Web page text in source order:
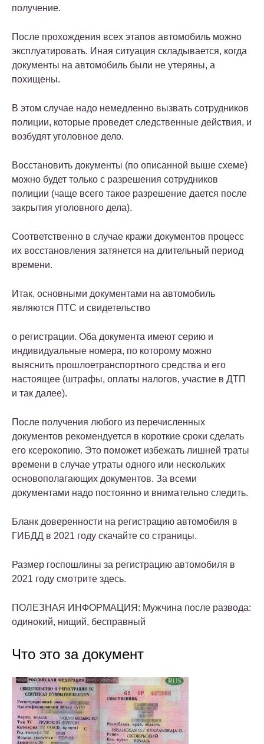
получение.
После прохождения всех этапов автомобиль можно
эксплуатировать. Иная ситуация складывается, когда
документы на автомобиль были не утеряны, а
похищены.
В этом случае надо немедленно вызвать сотрудников
полиции, которые проведет следственные действия, и
возбудят уголовное дело.
Восстановить документы (по описанной выше схеме)
можно будет только с разрешения сотрудников
полиции (чаще всего такое разрешение дается после
закрытия уголовного дела).
Соответственно в случае кражи документов процесс
их восстановления затянется на длительный период
времени.
Итак, основными документами на автомобиль
являются ПТС и свидетельство
о регистрации. Оба документа имеют серию и
индивидуальные номера, по которому можно
выяснить прошлоетранспортного средства и его
настоящее (штрафы, оплаты налогов, участие в ДТП
и так далее).
После получения любого из перечисленных
документов рекомендуется в короткие сроки сделать
его ксерокопию. Это поможет избежать лишней траты
времени в случае утраты одного или нескольких
основополагающих документов. За всеми
документами надо постоянно и внимательно следить.
Бланк доверенности на регистрацию автомобиля в
ГИБДД в 2021 году скачайте со страницы.
Размер госпошлины за регистрацию автомобиля в
2021 году смотрите здесь.
ПОЛЕЗНАЯ ИНФОРМАЦИЯ: Мужчина после развода:
одинокий, нищий, бесправный
Что это за документ